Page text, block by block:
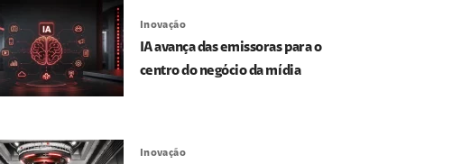
Inovação
IA avança das emissoras para o
centro do negócio da mídia
Inovação